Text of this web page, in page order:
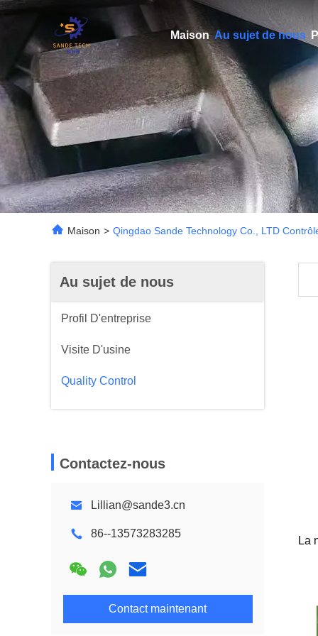
Maison Au sujet de nous
Maison > Qingdao Sande Technology Co., LTD
Au sujet de nous
Profil D'entreprise
Visite D'usine
Quality Control
Contactez-nous
Lillian@sande3.cn
86--13573283285
Contact maintenant
La